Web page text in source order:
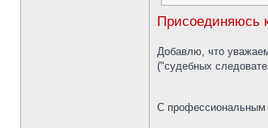
Присоединяюсь
Добавлю, что
("судебных
С профессиональным